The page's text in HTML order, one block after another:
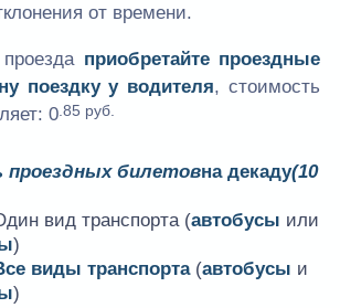
от времени.
приобретайте проездные
поездку у водителя, стоимость
0 .85 руб.
билетовна декаду(10
вид транспорта (автобусы или
)
виды транспорта(автобусы и
)